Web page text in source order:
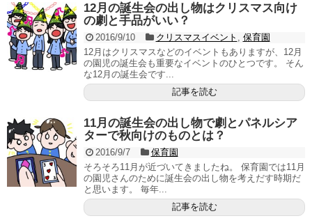
12月の誕生会の出し物はクリスマス向け
の劇と手品がいい？
2016/9/10 クリスマスイベント
保育園
12月はクリスマスなどのイベントもありますが、12月
の園児の誕生会も重要なイベントのひとつです。 そん
な12月の誕生会です...
記事を読む
11月の誕生会の出し物で劇とパネルシア
ターで秋向けのものとは？
2016/9/7
保育園
そろそろ11月が近づいてきましたね。 保育園では11月
の園児さんのために誕生会の出し物を考えだす時期だ
と思います。 毎年...
記事を読む